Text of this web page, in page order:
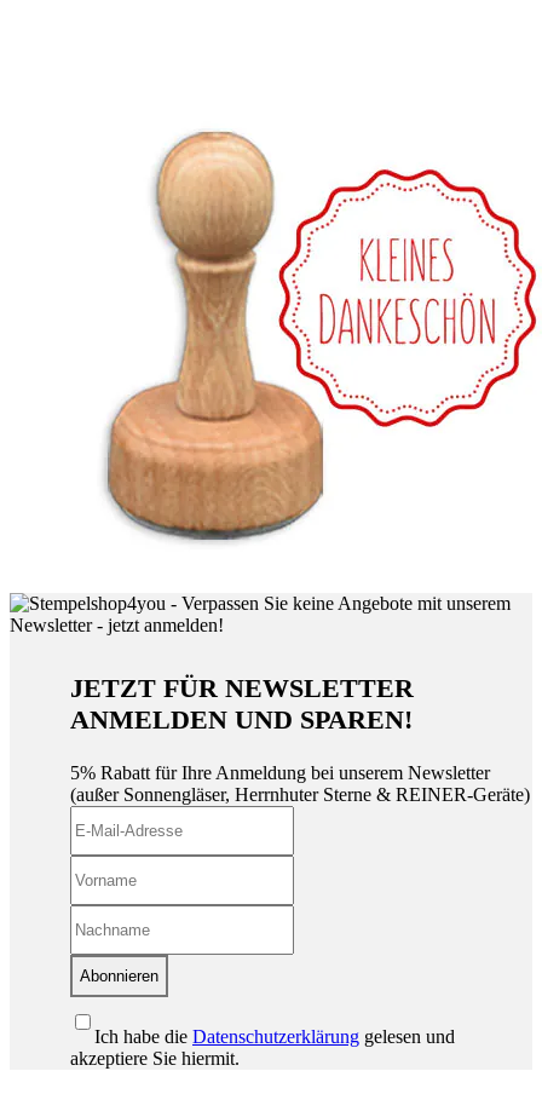
JETZT FÜR NEWSLETTER
ANMELDEN UND SPAREN!
5% Rabatt für Ihre Anmeldung bei unserem Newsletter
(außer Sonnengläser, Herrnhuter Sterne & REINER-Geräte)
Abonnieren
Ich habe die Datenschutzerklärung gelesen und
akzeptiere Sie hiermit.